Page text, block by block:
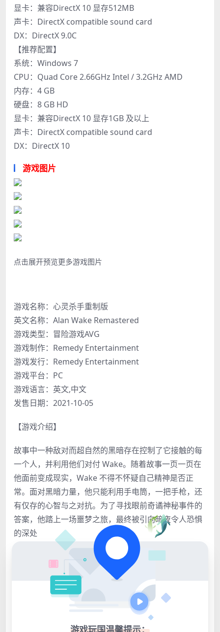
显卡：兼容DirectX 10 显存512MB
声卡：DirectX compatible sound card
DX：DirectX 9.0C
【推荐配置】
系统：Windows 7
CPU：Quad Core 2.66GHz Intel / 3.2GHz AMD
内存：4 GB
硬盘：8 GB HD
显卡：兼容DirectX 10 显存1GB 及以上
声卡：DirectX compatible sound card
DX：DirectX 10
游戏图片
点击展开预览更多游戏图片
游戏名称：心灵杀手重制版
英文名称：Alan Wake Remastered
游戏类型：冒险游戏AVG
游戏制作：Remedy Entertainment
游戏发行：Remedy Entertainment
游戏平台：PC
游戏语言：英文,中文
发售日期：2021-10-05
【游戏介绍】
故事中一种敌对而超自然的黑暗存在控制了它接触的每
一个人，并利用他们对付 Wake。随着故事一页一页在
他面前变成现实，Wake 不得不怀疑自己精神是否正
常。面对黑暗力量，他只能利用手电筒，一把手枪，还
有仅存的心智与之对抗。为了寻找眼前奇谲神秘事件的
答案，他踏上一场噩梦之旅，最终被引向暗夜令人恐惧
的深处
游戏玩国温馨提示：